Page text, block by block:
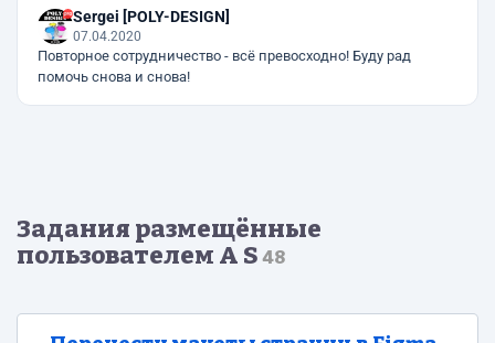
Sergei [POLY-DESIGN]
07.04.2020
Повторное сотрудничество - всё превосходно! Буду рад
помочь снова и снова!
Задания размещённые
пользователем A S48